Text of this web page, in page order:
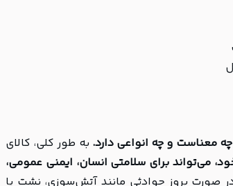
معناست و چه انواعی دارد. به طور کلی، کالای
می‌تواند برای سلامتی انسان، ایمنی عمومی،
صورت بروز حوادثی مانند آتش‌سوزی، نشت یا